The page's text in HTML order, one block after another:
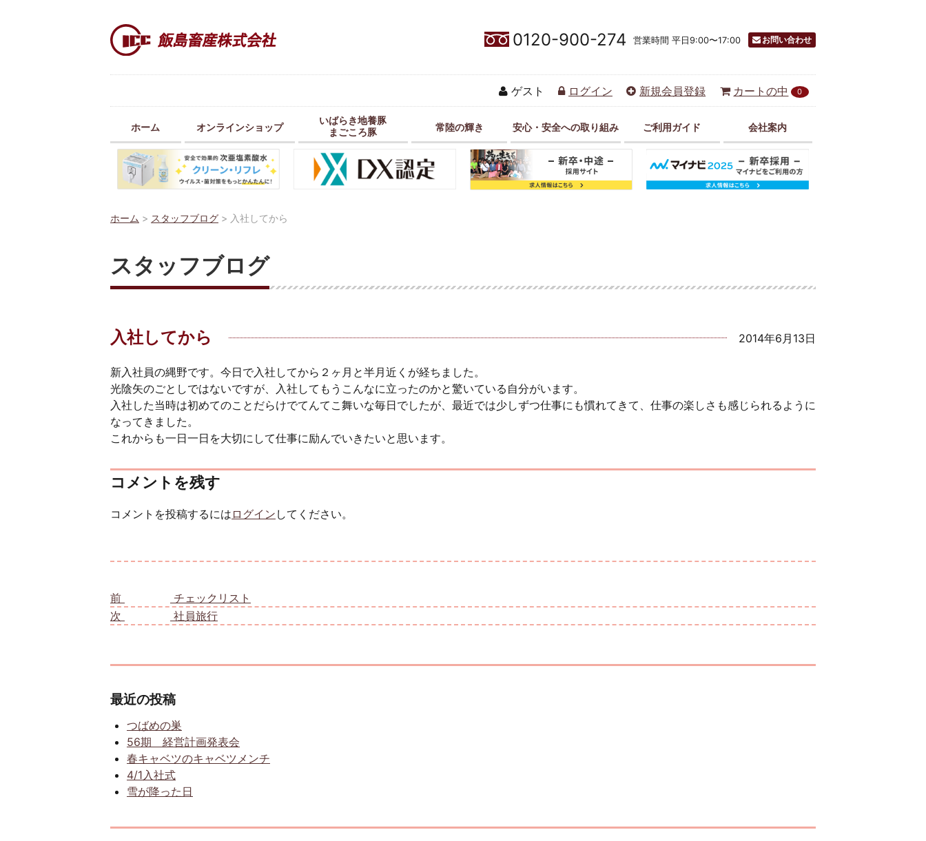
0120-900-274 営業時間 平日9:00〜17:00 お問い合わせ
ゲスト ログイン 新規会員登録 カートの中 0
ホーム オンラインショップ
いばらき地養豚
まごころ豚
常陸の輝き 安心・安全への取り組み ご利用ガイド 会社案内
ホーム > スタッフブログ > 入社してから
スタッフブログ
入社してから 2014年6月13日
新入社員の縄野です。今日で入社してから２ヶ月と半月近くが経ちました。
光陰矢のごとしではないですが、入社してもうこんなに立ったのかと驚いている自分がいます。
入社した当時は初めてのことだらけでてんてこ舞いな毎日でしたが、最近では少しずつ仕事にも慣れてきて、仕事の楽しさも感じられるように
なってきました。
これからも一日一日を大切にして仕事に励んでいきたいと思います。
コメントを残す
コメントを投稿するには ログイン してください。
前
チェックリスト
次
社員旅行
最近の投稿
つばめの巣
56期 経営計画発表会
春キャベツのキャベツメンチ
4/1入社式
雪が降った日